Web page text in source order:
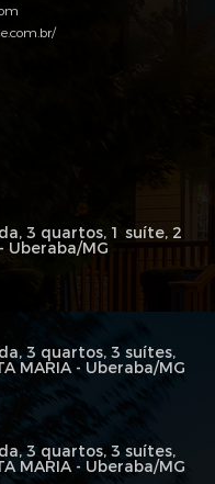
3 quartos, 1 suíte, 2
Uberaba/MG
3 quartos, 3 suítes,
MARIA - Uberaba/MG
3 quartos, 3 suítes,
MARIA - Uberaba/MG